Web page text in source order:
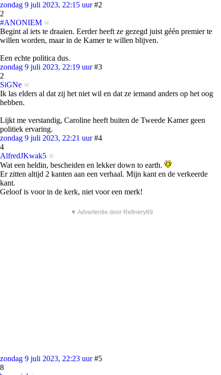
zondag 9 juli 2023, 22:15 uur #2
2
#ANONIEM
Begint al iets te draaien. Eerder heeft ze gezegd juist géén premier te
willen worden, maar in de Kamer te willen blijven.
Een echte politica dus.
zondag 9 juli 2023, 22:19 uur #3
2
SiGNe
Ik las elders al dat zij het niet wil en dat ze iemand anders op het oog
hebben.
Lijkt me verstandig, Caroline heeft buiten de Tweede Kamer geen
politiek ervaring.
zondag 9 juli 2023, 22:21 uur #4
4
AlfredJKwak5
Wat een heldin, bescheiden en lekker down to earth.
Er zitten altijd 2 kanten aan een verhaal. Mijn kant en de verkeerde
kant.
Geloof is voor in de kerk, niet voor een merk!
▼ Advertentie door Refinery89
zondag 9 juli 2023, 22:23 uur #5
8